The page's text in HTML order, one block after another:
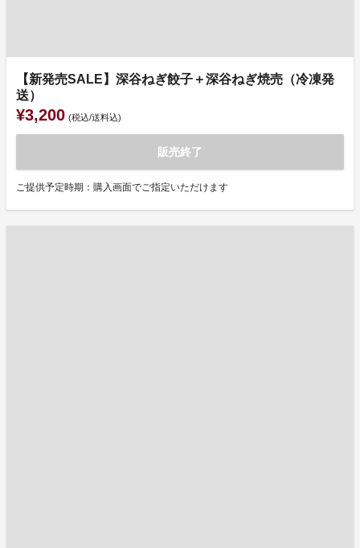
【新発売SALE】深谷ねぎ餃子＋深谷ねぎ焼売（冷凍発
送）
¥3,200 (税込/送料込)
販売終了
ご提供予定時期：購入画面でご指定いただけます